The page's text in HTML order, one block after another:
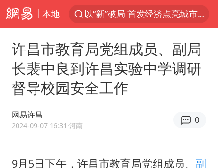
本地
以“新”破局 首发经济点亮城市消费活力
看守所辅警收受10万获刑1年
台风白海豚影响中国已成定局
台风白海豚进入48小时警戒线
中方回应是否在太平洋海底开采稀土
佛得角门将亮相智利俱乐部主场
许昌市教育局党组成员、副局
长裴中良到许昌实验中学调研
督导校园安全工作
网易许昌
2024-09-07 16:31 ·河南
0
9月5日下午，许昌市教育局党组成员、副